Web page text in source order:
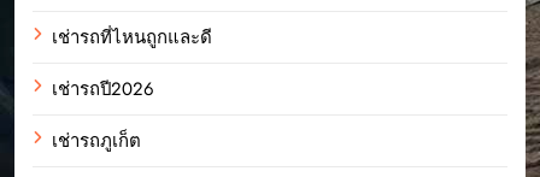
เช่ารถที่ไหนถูกและดี
เช่ารถปี2026
เช่ารถภูเก็ต